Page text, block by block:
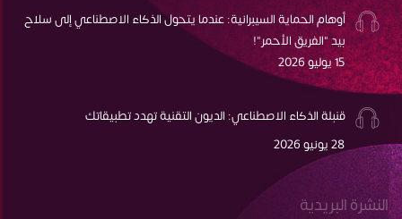
أوهام الحماية السيبرانية: عندما يتحول الذكاء الاصطناعي إلى سلاح
بيد "الفريق الأحمر"!
15 يوليو 2026
قنبلة الذكاء الاصطناعي: الديون التقنية تهدد تطبيقاتك
28 يونيو 2026
النشرة البريدية